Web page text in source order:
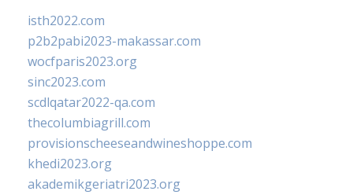
isth2022.com
p2b2pabi2023-makassar.com
wocfparis2023.org
sinc2023.com
scdlqatar2022-qa.com
thecolumbiagrill.com
provisionscheeseandwineshoppe.com
khedi2023.org
akademikgeriatri2023.org